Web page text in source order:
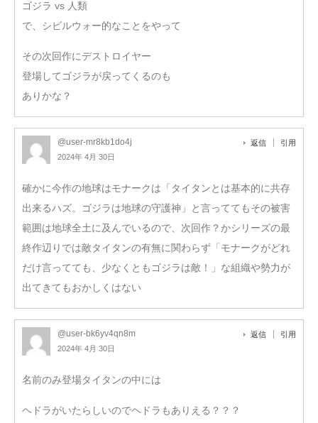
ゴジラ vs 人類
で、シビルウォー的なことをやって
その次回作にデストロイヤー
登場してゴジラが戻ってくるのも
ありかな？
@user-mr8kb1do4j
2024年 4月 30日
返信 引用
確かに今作の地球はモナークは「タイタンとは基本的に共存
出来るハズ。ゴジラは地球の守護神」と言っててもその被害
範囲は地球全土に及んでいるので、次回作？かシリーズの最
終作辺りでは敵タイタンの有無に関わらず「モナークがどれ
だけ言ってても、少なくともゴジラは敵！」な組織や勢力が
出てきてもおかしくはない
@user-bk6yv4qn8m
2024年 4月 30日
返信 引用
名前のみ登場タイタンの中には
ヘドラがいたらしいのでヘドラもありえる？？？